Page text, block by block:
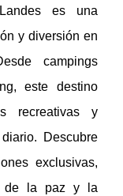
es una
y diversión en
campings
este destino
recreativas y
Descubre
exclusivas,
de la paz y la